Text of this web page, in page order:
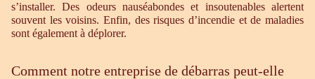
s’installer. Des odeurs nauséabondes et insoutenables alertent
souvent les voisins. Enfin, des risques d’incendie et de maladies
sont également à déplorer.
Comment notre entreprise de débarras peut-elle